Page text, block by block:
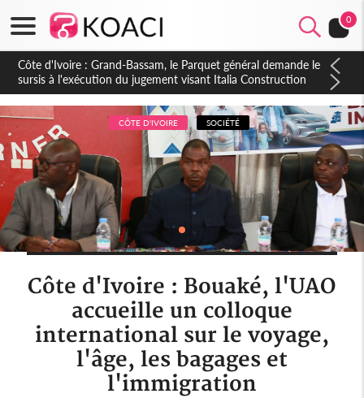
0
Côte d'Ivoire : Indépendance à Dakpadou, la sous-préfète
Hôma Viviane Manissan appelle à une appropriation locale du
PND 2026-2030
CÔTE D'IVOIRE SOCIÉTÉ
Côte d'Ivoire : Bouaké, l'UAO
accueille un colloque
international sur le voyage,
l'âge, les bagages et
l'immigration